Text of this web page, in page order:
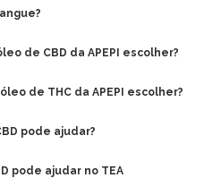
de CBD da APEPI escolher?
de THC da APEPI escolher?
pode ajudar?
pode ajudar no TEA